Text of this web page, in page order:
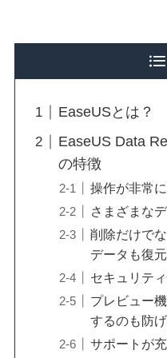
EaseUSとは？
EaseUS Data
の特徴
操作が非常
さまざまな
削除だけで
データも復
セキュリテ
プレビュー
するのも防
サポートが